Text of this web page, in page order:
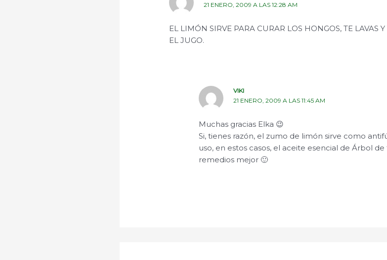
21 ENERO, 2009 A LAS 12:28 AM
EL LIMÓN SIRVE PARA CURAR LOS HONGOS, TE LAVAS
EL JUGO.
VIKI
21 ENERO, 2009 A LAS 11:45 AM
Muchas gracias Elka 😉
Si, tienes razón, el zumo de limón sirve como
uso, en estos casos, el aceite esencial de Árbol
remedios mejor 🙂